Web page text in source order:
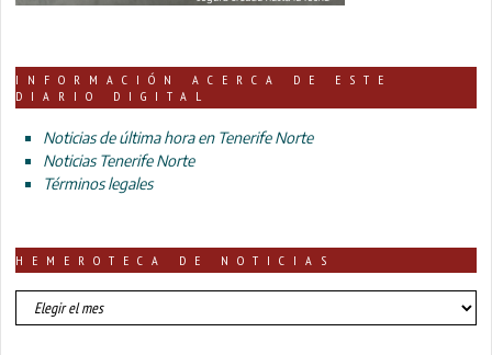
INFORMACIÓN ACERCA DE ESTE
DIARIO DIGITAL
Noticias de última hora en Tenerife Norte
Noticias Tenerife Norte
Términos legales
HEMEROTECA DE NOTICIAS
HEMEROTECA
DE